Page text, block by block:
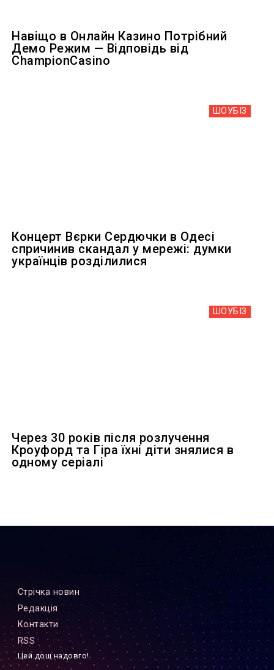
Навіщо в Онлайн Казино Потрібний
Демо Режим — Відповідь від
ChampionCasino
ШОУБIЗ
Концерт Вєрки Сердючки в Одесі
спричинив скандал у мережі: думки
українців розділилися
ШОУБIЗ
Через 30 років після розлучення
Кроуфорд та Гіра їхні діти знялися в
одному серіалі
Стрiчка новин
Редакцiя
Контакти
RSS
Цей дощ надовго!